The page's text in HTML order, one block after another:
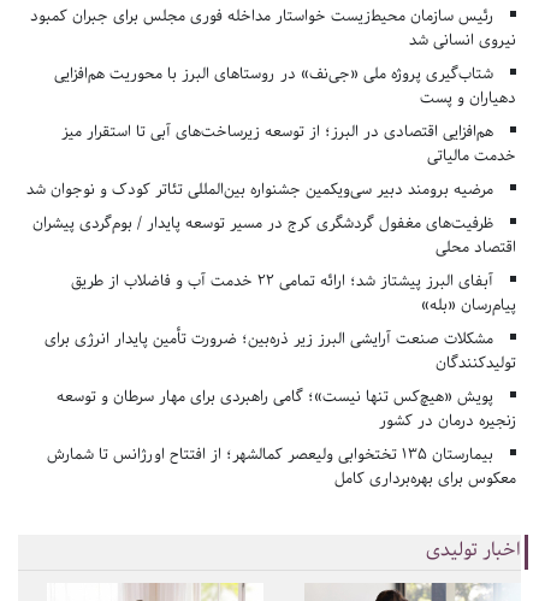
رئیس سازمان محیط‌زیست خواستار مداخله فوری مجلس برای جبران کمبود
نیروی انسانی شد
شتاب‌گیری پروژه ملی «جی‌نف» در روستاهای البرز با محوریت هم‌افزایی
دهیاران و پست
هم‌افزایی اقتصادی در البرز؛ از توسعه زیرساخت‌های آبی تا استقرار میز
خدمت مالیاتی
مرضیه برومند دبیر سی‌ویکمین جشنواره بین‌المللی تئاتر کودک و نوجوان شد
ظرفیت‌های مغفول گردشگری کرج در مسیر توسعه پایدار / بوم‌گردی پیشران
اقتصاد محلی
آبفای البرز پیشتاز شد؛ ارائه تمامی ۲۲ خدمت آب و فاضلاب از طریق
پیام‌رسان «بله»
مشکلات صنعت آرایشی البرز زیر ذره‌بین؛ ضرورت تأمین پایدار انرژی برای
تولیدکنندگان
پویش «هیچ‌کس تنها نیست»؛ گامی راهبردی برای مهار سرطان و توسعه
زنجیره درمان در کشور
بیمارستان ۱۳۵ تختخوابی ولیعصر کمالشهر؛ از افتتاح اورژانس تا شمارش
معکوس برای بهره‌برداری کامل
اخبار تولیدی